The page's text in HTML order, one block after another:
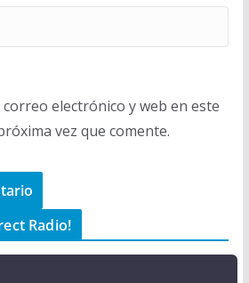
electrónico y web en este
vez que comente.
Radio!